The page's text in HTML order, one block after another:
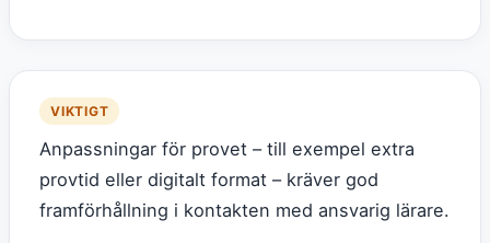
VIKTIGT
Anpassningar för provet – till exempel extra
provtid eller digitalt format – kräver god
framförhållning i kontakten med ansvarig lärare.